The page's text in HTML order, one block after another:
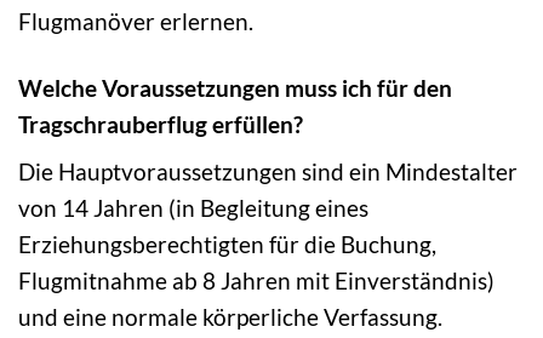
Flugmanöver erlernen.
Welche Voraussetzungen muss ich für den
Tragschrauberflug erfüllen?
Die Hauptvoraussetzungen sind ein Mindestalter
von 14 Jahren (in Begleitung eines
Erziehungsberechtigten für die Buchung,
Flugmitnahme ab 8 Jahren mit Einverständnis)
und eine normale körperliche Verfassung.